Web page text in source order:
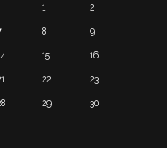
1 2
8 9
15 16
22 23
29 30